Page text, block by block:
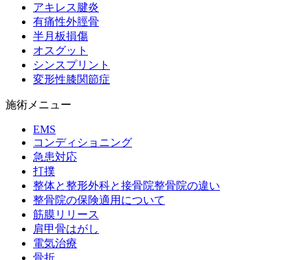
アキレス腱炎
有痛性外脛骨
半月板損傷
オスグット
シンスプリント
変形性膝関節症
施術メニュー
EMS
コンディショニング
急患対応
打撲
整体と整形外科と接骨院整骨院の違い
整骨院の保険適用について
筋膜リリース
肩甲骨はがし
電気治療
骨折